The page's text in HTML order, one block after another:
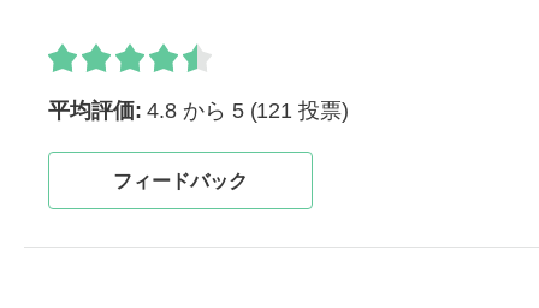
平均評価:4.8 から 5 (121 投票)
フィードバック